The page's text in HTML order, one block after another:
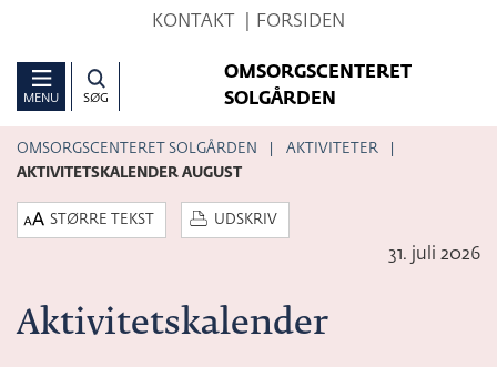
Hop
sidens
indhold
KONTAKT FORSIDEN
MENU SØG
OMSORGSCENTERET
SOLGÅRDEN
OMSORGSCENTERET SOLGÅRDEN
AKTIVITETER
AKTIVITETSKALENDER AUGUST
STØRRE TEKST UDSKRIV
31. juli 2026
Aktivitetskalender